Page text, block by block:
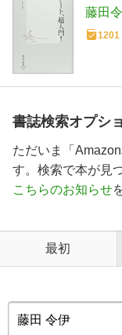
藤田
1201
書誌検索オプシ
ただいま「
す。検索で本が見
こちらのお知らせ
最初